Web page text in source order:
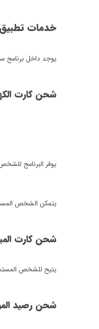
خدمات
يوجد داخل برنامج سهل طائفة مختلفة من الخدمات التي
شحن كارت
يوفر البرنامج
يتمكن الشخص
شحن كارت
يتيح للشخص
شحن رصيد